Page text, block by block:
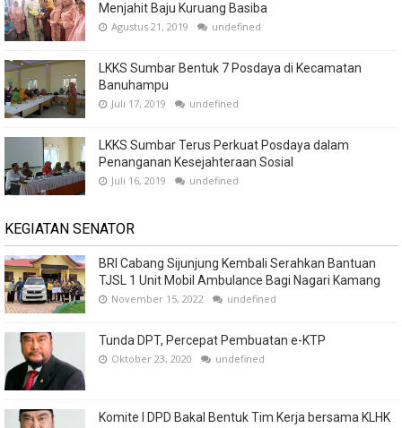
Menjahit Baju Kuruang Basiba
Agustus 21, 2019 undefined
LKKS Sumbar Bentuk 7 Posdaya di Kecamatan
Banuhampu
Juli 17, 2019 undefined
LKKS Sumbar Terus Perkuat Posdaya dalam
Penanganan Kesejahteraan Sosial
Juli 16, 2019 undefined
KEGIATAN SENATOR
BRI Cabang Sijunjung Kembali Serahkan Bantuan
TJSL 1 Unit Mobil Ambulance Bagi Nagari Kamang
November 15, 2022 undefined
Tunda DPT, Percepat Pembuatan e-KTP
Oktober 23, 2020 undefined
Komite I DPD Bakal Bentuk Tim Kerja bersama KLHK